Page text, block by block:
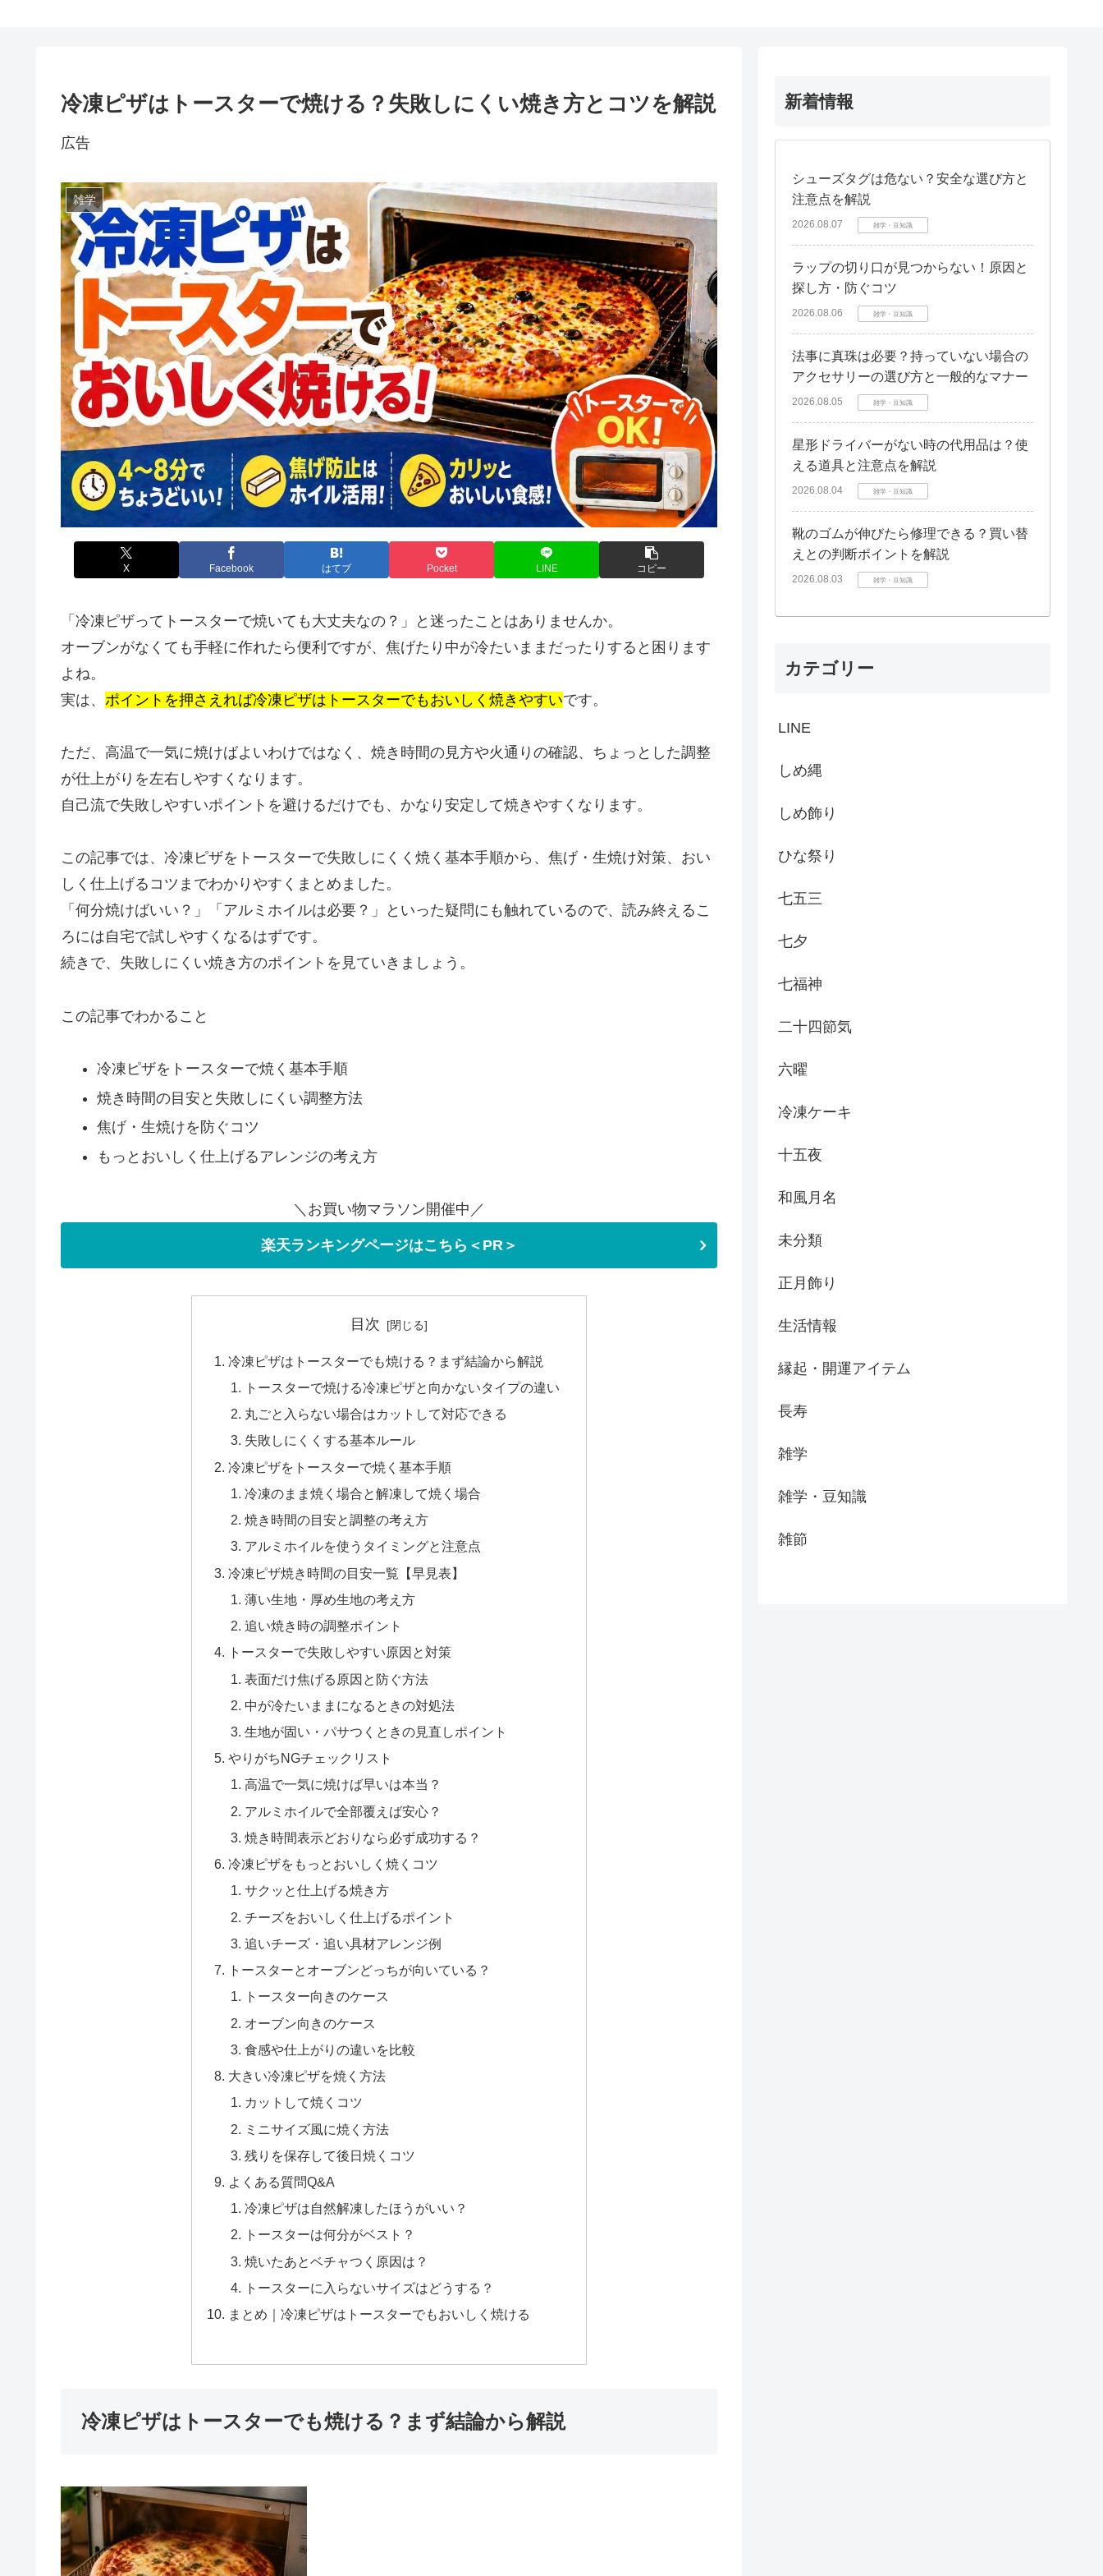
冷凍ピザはトースターで焼ける？失敗しにくい焼き方とコツを解説
広告
雑学
X Facebook はてブ Pocket LINE コピー
「冷凍ピザってトースターで焼いても大丈夫なの？」と迷ったことはありませんか。
オーブンがなくても手軽に作れたら便利ですが、焦げたり中が冷たいままだったりすると困ります
よね。
実は、 ポイントを押さえれば冷凍ピザはトースターでもおいしく焼きやすいです。
ただ、高温で一気に焼けばよいわけではなく、焼き時間の見方や火通りの確認、ちょっとした調整
が仕上がりを左右しやすくなります。
自己流で失敗しやすいポイントを避けるだけでも、かなり安定して焼きやすくなります。
この記事では、冷凍ピザをトースターで失敗しにくく焼く基本手順から、焦げ・生焼け対策、おい
しく仕上げるコツまでわかりやすくまとめました。
「何分焼けばいい？」「アルミホイルは必要？」といった疑問にも触れているので、読み終えるこ
ろには自宅で試しやすくなるはずです。
続きで、失敗しにくい焼き方のポイントを見ていきましょう。
この記事でわかること
冷凍ピザをトースターで焼く基本手順
焼き時間の目安と失敗しにくい調整方法
焦げ・生焼けを防ぐコツ
もっとおいしく仕上げるアレンジの考え方
＼お買い物マラソン開催中／
楽天ランキングページはこちら＜PR＞
目次
冷凍ピザはトースターでも焼ける？まず結論から解説
トースターで焼ける冷凍ピザと向かないタイプの違い
丸ごと入らない場合はカットして対応できる
失敗しにくくする基本ルール
冷凍ピザをトースターで焼く基本手順
冷凍のまま焼く場合と解凍して焼く場合
焼き時間の目安と調整の考え方
アルミホイルを使うタイミングと注意点
冷凍ピザ焼き時間の目安一覧【早見表】
薄い生地・厚め生地の考え方
追い焼き時の調整ポイント
トースターで失敗しやすい原因と対策
表面だけ焦げる原因と防ぐ方法
中が冷たいままになるときの対処法
生地が固い・パサつくときの見直しポイント
やりがちNGチェックリスト
高温で一気に焼けば早いは本当？
アルミホイルで全部覆えば安心？
焼き時間表示どおりなら必ず成功する？
冷凍ピザをもっとおいしく焼くコツ
サクッと仕上げる焼き方
チーズをおいしく仕上げるポイント
追いチーズ・追い具材アレンジ例
トースターとオーブンどっちが向いている？
トースター向きのケース
オーブン向きのケース
食感や仕上がりの違いを比較
大きい冷凍ピザを焼く方法
カットして焼くコツ
ミニサイズ風に焼く方法
残りを保存して後日焼くコツ
よくある質問Q&A
冷凍ピザは自然解凍したほうがいい？
トースターは何分がベスト？
焼いたあとベチャつく原因は？
トースターに入らないサイズはどうする？
まとめ｜冷凍ピザはトースターでもおいしく焼ける
冷凍ピザはトースターでも焼ける？まず結論から解説
新着情報
シューズタグは危ない？安全な選び方と
注意点を解説
2026.08.07 雑学・豆知識
ラップの切り口が見つからない！原因と
探し方・防ぐコツ
2026.08.06 雑学・豆知識
法事に真珠は必要？持っていない場合の
アクセサリーの選び方と一般的なマナー
2026.08.05 雑学・豆知識
星形ドライバーがない時の代用品は？使
える道具と注意点を解説
2026.08.04 雑学・豆知識
靴のゴムが伸びたら修理できる？買い替
えとの判断ポイントを解説
2026.08.03 雑学・豆知識
カテゴリー
LINE
しめ縄
しめ飾り
ひな祭り
七五三
七夕
七福神
二十四節気
六曜
冷凍ケーキ
十五夜
和風月名
未分類
正月飾り
生活情報
縁起・開運アイテム
長寿
雑学
雑学・豆知識
雑節